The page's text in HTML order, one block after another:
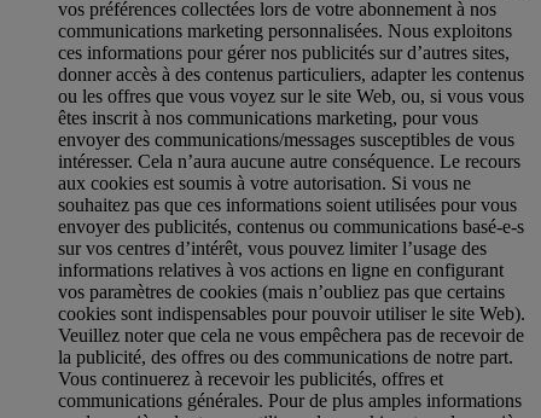
vos préférences collectées lors de votre abonnement à nos
communications marketing personnalisées. Nous exploitons
ces informations pour gérer nos publicités sur d’autres sites,
donner accès à des contenus particuliers, adapter les contenus
ou les offres que vous voyez sur le site Web, ou, si vous vous
êtes inscrit à nos communications marketing, pour vous
envoyer des communications/messages susceptibles de vous
intéresser. Cela n’aura aucune autre conséquence. Le recours
aux cookies est soumis à votre autorisation. Si vous ne
souhaitez pas que ces informations soient utilisées pour vous
envoyer des publicités, contenus ou communications basé-e-s
sur vos centres d’intérêt, vous pouvez limiter l’usage des
informations relatives à vos actions en ligne en configurant
vos paramètres de cookies (mais n’oubliez pas que certains
cookies sont indispensables pour pouvoir utiliser le site Web).
Veuillez noter que cela ne vous empêchera pas de recevoir de
la publicité, des offres ou des communications de notre part.
Vous continuerez à recevoir les publicités, offres et
communications générales. Pour de plus amples informations